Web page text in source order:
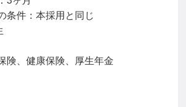
険、健康保険、厚生年金